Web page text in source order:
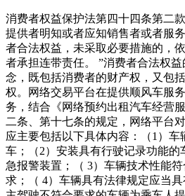
消费者权益保护法第四十四条第二
提供者明知或者应知销售者或者服
者合法权益，未采取必要措施的，
者承担连带责任。 ”消费者合法权
念，既包括消费者的财产权，又包
权。网络交易平台在提供顺风车服
务，结合《网络预约出租汽车经营
二条、第十七条的规定，网络平台
应主要包括以下具体内容：（1）车
车；（2）安装具有行驶记录功能的
急报警装置；（ 3）车辆技术性能
求；（ 4）车辆具有法律规定应当